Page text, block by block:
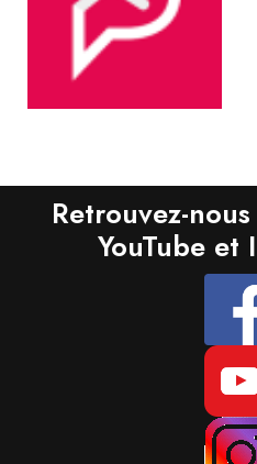
Retrouvez-
YouTube et